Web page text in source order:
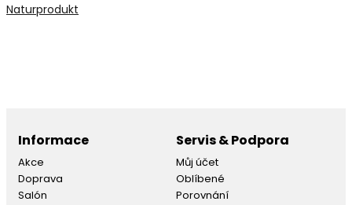
Naturprodukt
Informace
Akce
Doprava
Salón
Servis & Podpora
Můj účet
Oblíbené
Porovnání